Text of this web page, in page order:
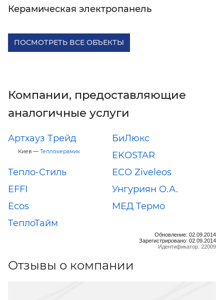
Керамическая электропанель
ПОСМОТРЕТЬ ВСЕ ОБЪЕКТЫ
Компании, предоставляющие
аналогичные услуги
Артхауз Трейд
Киев — Теплокерамик
БиЛюкс
EKOSTAR
Тепло-Стиль
ECO Ziveleos
EFFI
Унгуриян О.А.
Ecos
МЕД Термо
ТеплоТайм
Обновление: 02.09.2014
Зарегистрировано: 02.09.2014
Идентификатор: 22009
Отзывы о компании